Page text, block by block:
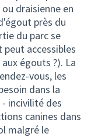
draisienne en
près du
du parc se
accessibles
égouts ?). La
vous, les
dans la
incivilité des
canines dans
malgré le